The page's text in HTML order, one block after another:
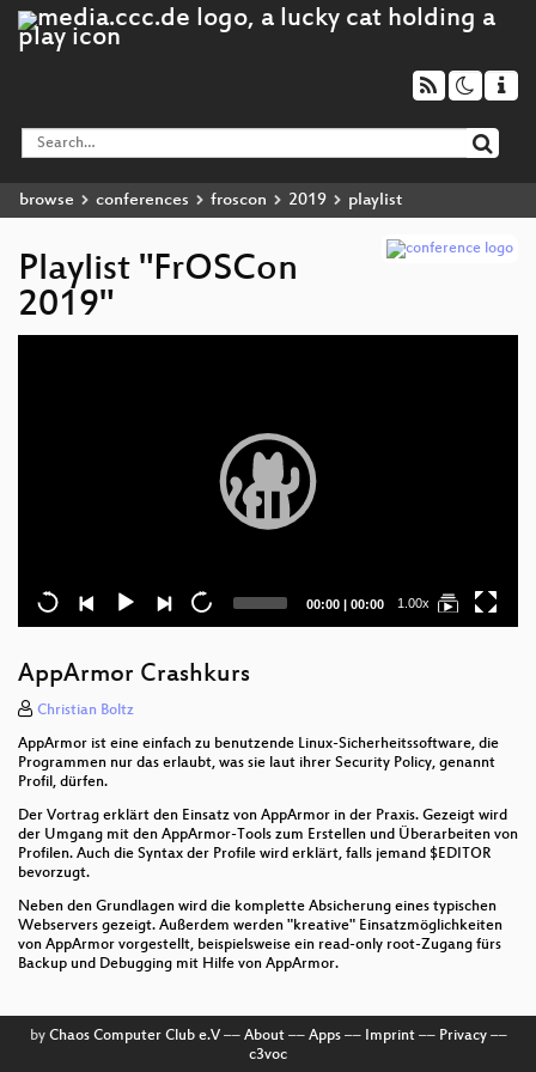
browse conferences froscon 2019 playlist
Playlist "FrOSCon
2019"
Current
00:00 | Total
00:00 1.00x
AppArmor Crashkurs
Christian Boltz
AppArmor ist eine einfach zu benutzende Linux-Sicherheitssoftware, die
Programmen nur das erlaubt, was sie laut ihrer Security Policy, genannt
Profil, dürfen.
Der Vortrag erklärt den Einsatz von AppArmor in der Praxis. Gezeigt wird
der Umgang mit den AppArmor-Tools zum Erstellen und Überarbeiten von
Profilen. Auch die Syntax der Profile wird erklärt, falls jemand $EDITOR
bevorzugt.
Neben den Grundlagen wird die komplette Absicherung eines typischen
Webservers gezeigt. Außerdem werden "kreative" Einsatzmöglichkeiten
von AppArmor vorgestellt, beispielsweise ein read-only root-Zugang fürs
Backup und Debugging mit Hilfe von AppArmor.
by Chaos Computer Club e.V–– About–– Apps–– Imprint–– Privacy––
c3voc